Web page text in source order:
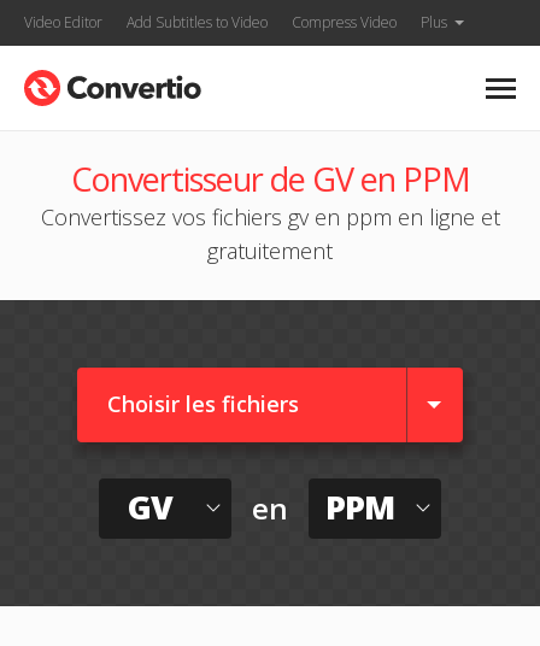
Video Editor Add Subtitles to Video Compress Video Plus
Convertisseur de GV en PPM
Convertissez vos fichiers gv en ppm en ligne et
gratuitement
Choisir les fichiers
GV en PPM